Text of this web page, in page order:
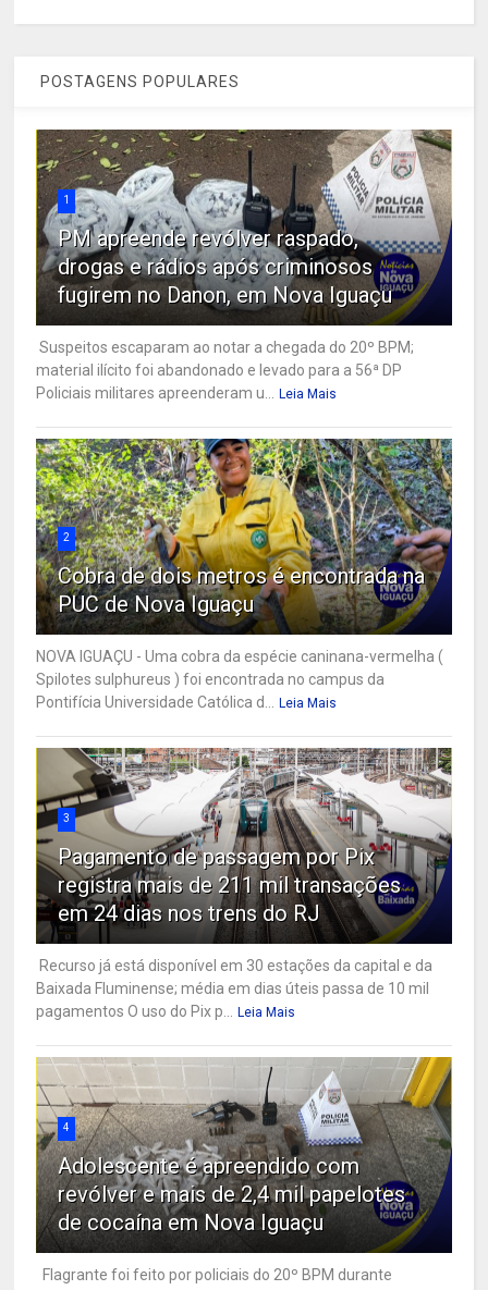
POSTAGENS POPULARES
1
PM apreende revólver raspado,
drogas e rádios após criminosos
fugirem no Danon, em Nova Iguaçu
Suspeitos escaparam ao notar a chegada do 20º BPM;
material ilícito foi abandonado e levado para a 56ª DP
Policiais militares apreenderam u...
Leia Mais
2
Cobra de dois metros é encontrada na
PUC de Nova Iguaçu
NOVA IGUAÇU - Uma cobra da espécie caninana-vermelha (
Spilotes sulphureus ) foi encontrada no campus da
Pontifícia Universidade Católica d...
Leia Mais
3
Pagamento de passagem por Pix
registra mais de 211 mil transações
em 24 dias nos trens do RJ
Recurso já está disponível em 30 estações da capital e da
Baixada Fluminense; média em dias úteis passa de 10 mil
pagamentos O uso do Pix p...
Leia Mais
4
Adolescente é apreendido com
revólver e mais de 2,4 mil papelotes
de cocaína em Nova Iguaçu
Flagrante foi feito por policiais do 20º BPM durante